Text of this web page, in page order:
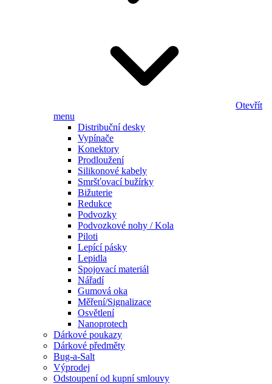
Otevřít
menu
Distribuční desky
Vypínače
Konektory
Prodloužení
Silikonové kabely
Smršťovací bužírky
Bižuterie
Redukce
Podvozky
Podvozkové nohy / Kola
Piloti
Lepící pásky
Lepidla
Spojovací materiál
Nářadí
Gumová oka
Měření/Signalizace
Osvětlení
Nanoprotech
Dárkové poukazy
Dárkové předměty
Bug-a-Salt
Výprodej
Odstoupení od kupní smlouvy